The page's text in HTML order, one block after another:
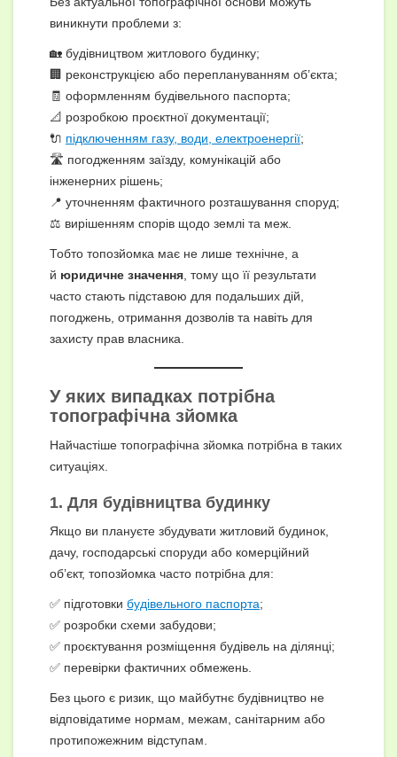
виникнути проблеми з:
🏡 будівництвом житлового будинку;
🏢 реконструкцією або переплануванням об’єкта;
🧾 оформленням будівельного паспорта;
📐 розробкою проєктної документації;
🔌 підключенням газу, води, електроенергії;
🛣 погодженням заїзду, комунікацій або
інженерних рішень;
📍 уточненням фактичного розташування споруд;
⚖️ вирішенням спорів щодо землі та меж.
Тобто топозйомка має не лише технічне, а
й юридичне значення , тому що її результати
часто стають підставою для подальших дій,
погоджень, отримання дозволів та навіть для
захисту прав власника.
У яких випадках потрібна
топографічна зйомка
Найчастіше топографічна зйомка потрібна в таких
ситуаціях.
1. Для будівництва будинку
Якщо ви плануєте збудувати житловий будинок,
дачу, господарські споруди або комерційний
об’єкт, топозйомка часто потрібна для:
✅ підготовки будівельного паспорта;
✅ розробки схеми забудови;
✅ проєктування розміщення будівель на ділянці;
✅ перевірки фактичних обмежень.
Без цього є ризик, що майбутнє будівництво не
відповідатиме нормам, межам, санітарним або
протипожежним відступам.